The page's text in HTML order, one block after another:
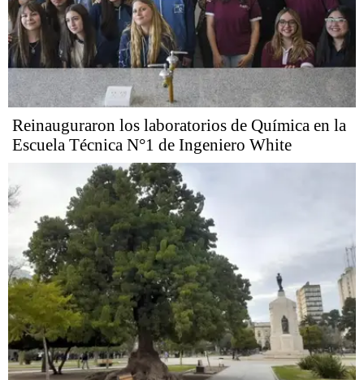
Reinauguraron los laboratorios de Química en la
Escuela Técnica N°1 de Ingeniero White